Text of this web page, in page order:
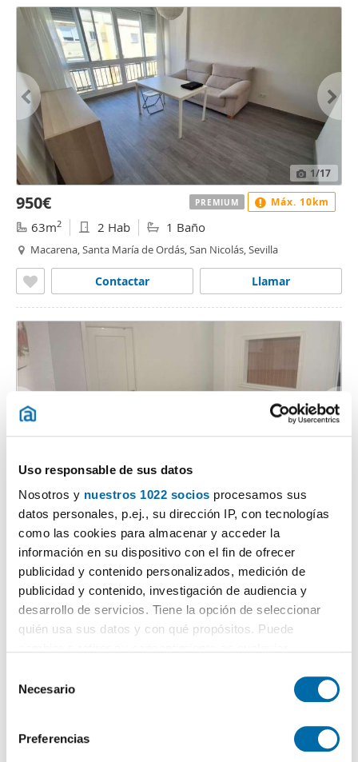
Uso responsable de sus datos
Nosotros y nuestros 1022 socios procesamos sus
datos personales, p.ej., su dirección IP, con tecnologías
como las cookies para almacenar y acceder la
información en su dispositivo con el fin de ofrecer
publicidad y contenido personalizados, medición de
publicidad y contenido, investigación de audiencia y
desarrollo de servicios. Tiene la opción de seleccionar
quién usa sus datos y con qué propósitos. Puede
el Menú de consentimiento.
Recopilar información sobre su ubicación geográfica
Necesario
Preferencias
1/17
950€
63m2 2 Hab 1 Baño
Macarena, Santa María de Ordás, San Nicolás, Sevilla
Llamar
Contactar
PREMIUM Máx. 10km
750€
53m2 1 Hab 1 Baño
Casco Antiguo, San Julián, Sevilla
Llamar
Contactar
PREMIUM Máx. 10km